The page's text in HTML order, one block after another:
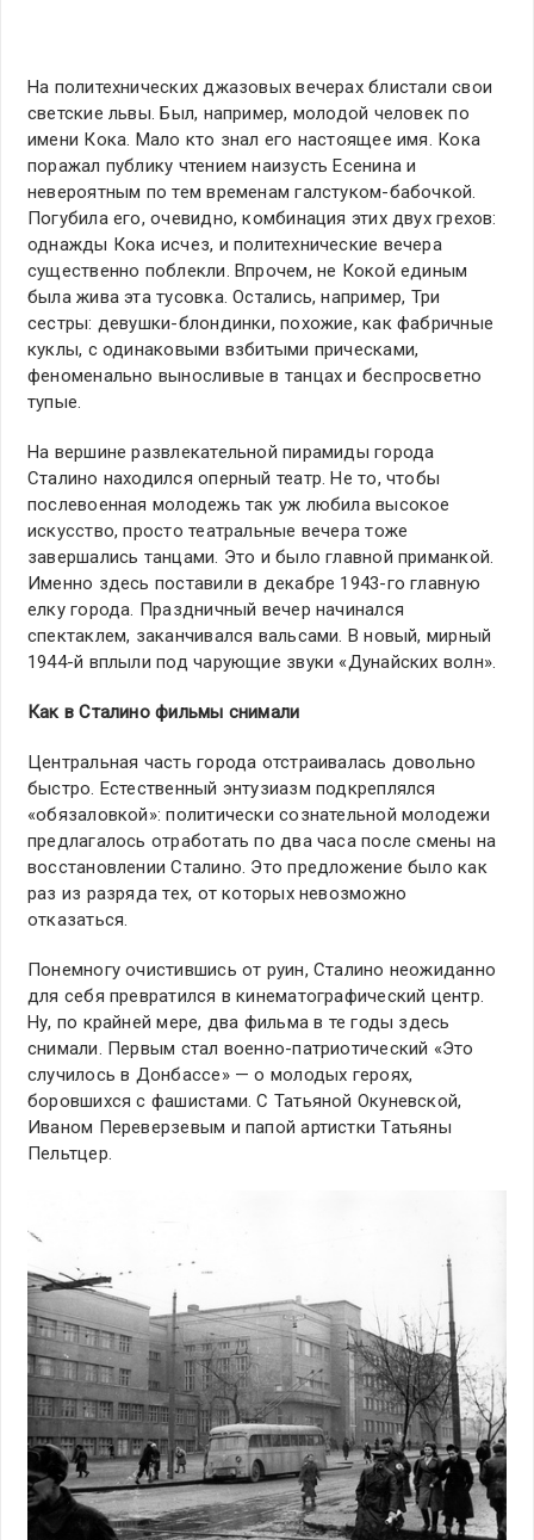
На политехнических джазовых вечерах блистали свои
светские львы. Был, например, молодой человек по
имени Кока. Мало кто знал его настоящее имя. Кока
поражал публику чтением наизусть Есенина и
невероятным по тем временам галстуком-бабочкой.
Погубила его, очевидно, комбинация этих двух грехов:
однажды Кока исчез, и политехнические вечера
существенно поблекли. Впрочем, не Кокой единым
была жива эта тусовка. Остались, например, Три
сестры: девушки-блондинки, похожие, как фабричные
куклы, с одинаковыми взбитыми прическами,
феноменально выносливые в танцах и беспросветно
тупые.
На вершине развлекательной пирамиды города
Сталино находился оперный театр. Не то, чтобы
послевоенная молодежь так уж любила высокое
искусство, просто театральные вечера тоже
завершались танцами. Это и было главной приманкой.
Именно здесь поставили в декабре 1943-го главную
елку города. Праздничный вечер начинался
спектаклем, заканчивался вальсами. В новый, мирный
1944-й вплыли под чарующие звуки «Дунайских волн».
Как в Сталино фильмы снимали
Центральная часть города отстраивалась довольно
быстро. Естественный энтузиазм подкреплялся
«обязаловкой»: политически сознательной молодежи
предлагалось отработать по два часа после смены на
восстановлении Сталино. Это предложение было как
раз из разряда тех, от которых невозможно
отказаться.
Понемногу очистившись от руин, Сталино неожиданно
для себя превратился в кинематографический центр.
Ну, по крайней мере, два фильма в те годы здесь
снимали. Первым стал военно-патриотический «Это
случилось в Донбассе» — о молодых героях,
боровшихся с фашистами. С Татьяной Окуневской,
Иваном Переверзевым и папой артистки Татьяны
Пельтцер.